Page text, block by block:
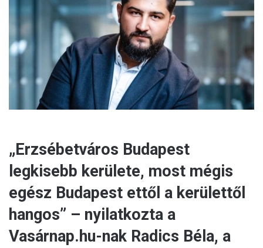
i
l
„Erzsébetváros Budapest
legkisebb kerülete, most mégis
egész Budapest ettől a kerülettől
hangos” – nyilatkozta a
Vasárnap.hu-nak Radics Béla, a